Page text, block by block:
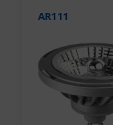
AR111